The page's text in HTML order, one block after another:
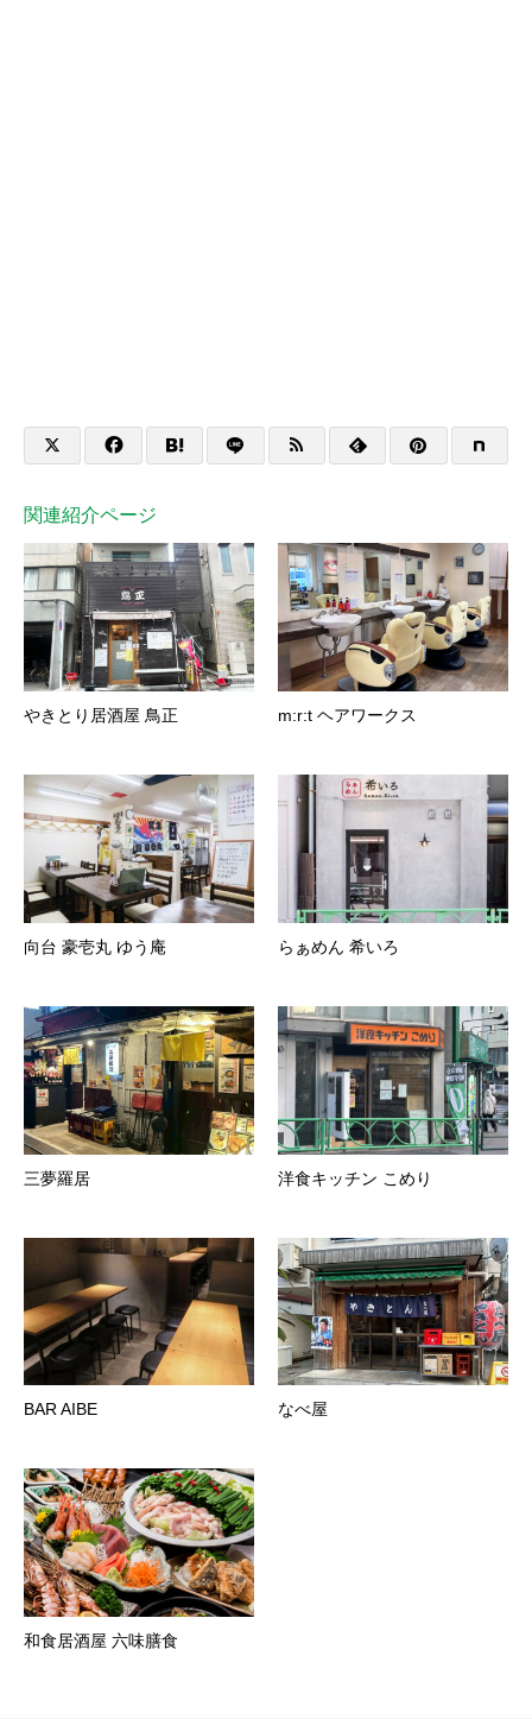
関連紹介ページ
やきとり居酒屋 鳥正 m:r:t ヘアワークス
向台 豪壱丸 ゆう庵 らぁめん 希いろ
三夢羅居 洋食キッチン こめり
BAR AIBE なべ屋
和食居酒屋 六味膳食